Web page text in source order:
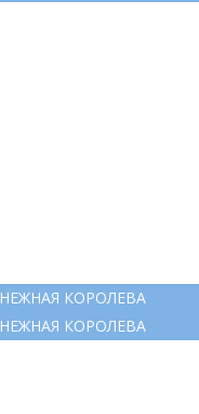
КОРОЛЕВА
КОРОЛЕВА